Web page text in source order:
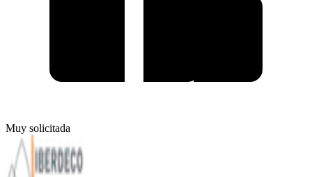
Muy solicitada